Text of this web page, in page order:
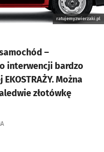
ratujemyzwierzaki.pl
–
interwencji bardzo
Można
złotówkę